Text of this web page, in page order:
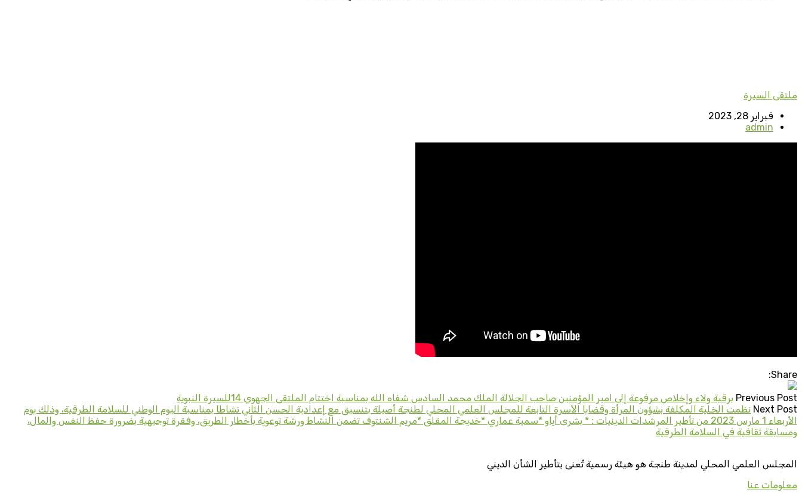
ملتقى السيرة
فبراير 28, 2023
admin
Share:
Previous Post برقية ولاء وإخلاص مرفوعة إلى امير المؤمنين صاحب الجلالة الملك محمد السادس شفاه الله بمناسبة اختتام الملتقى الجهوي 14للسيرة النبوية
Next Post نظمت الخلية المكلفة بشؤون المرأة وقضايا الأسرة التابعة للمجلس العلمي المحلي لطنجة أصيلة بتنسيق مع إعدادية الحسن الثاني نشاطا بمناسبة اليوم الوطني للسلامة الطرقية، وذلك يوم
الأربعاء 1 مارس 2023 من تأطير المرشدات الدينيات : * بشرى أياو *سمية عماري *خديجة المقلق *مريم الشنتوف تضمن النشاط ورشة توعوية بأخطار الطريق، وفقرة توجيهية بضرورة حفظ النفس والمال،
ومسابقة ثقافية في السلامة الطرقية
المجلس العلمي المحلي لمدينة طنجة هو هيئة رسمية تُعنى بتأطير الشأن الديني
معلومات عنا